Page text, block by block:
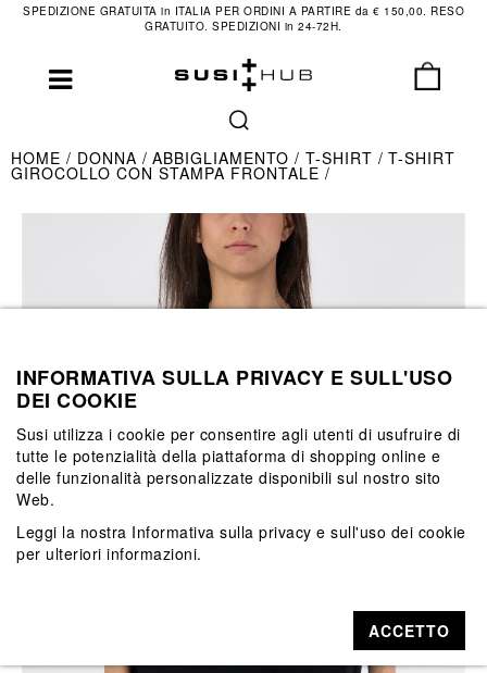
SPEDIZIONE GRATUITA in ITALIA PER ORDINI A PARTIRE da € 150,00. RESO
GRATUITO. SPEDIZIONI in 24-72H.
HOME DONNA ABBIGLIAMENTO T-SHIRT T-SHIRT
GIROCOLLO CON STAMPA FRONTALE
INFORMATIVA SULLA PRIVACY E SULL'USO
DEI COOKIE
Susi utilizza i cookie per consentire agli utenti di usufruire di
tutte le potenzialità della piattaforma di shopping online e
delle funzionalità personalizzate disponibili sul nostro sito
Web.
Leggi la nostra Informativa sulla privacy e sull'uso dei cookie
per ulteriori informazioni.
ACCETTO